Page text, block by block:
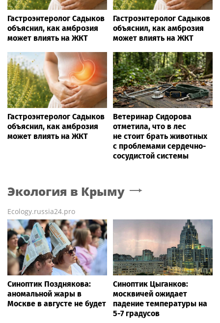
Гастроэнтеролог Садыков
объяснил, как амброзия
может влиять на ЖКТ
Гастроэнтеролог Садыков
объяснил, как амброзия
может влиять на ЖКТ
Гастроэнтеролог Садыков
объяснил, как амброзия
может влиять на ЖКТ
Ветеринар Сидорова
отметила, что в лес
не стоит брать животных
с проблемами сердечно-
сосудистой системы
Экология в Крыму
Ecology.russia24.pro
Синоптик Позднякова:
аномальной жары в
Москве в августе не будет
Синоптик Цыганков:
москвичей ожидает
падение температуры на
5-7 градусов